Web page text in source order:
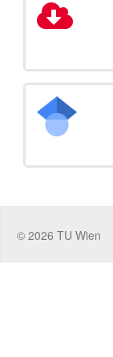
© 2026 TU Wien